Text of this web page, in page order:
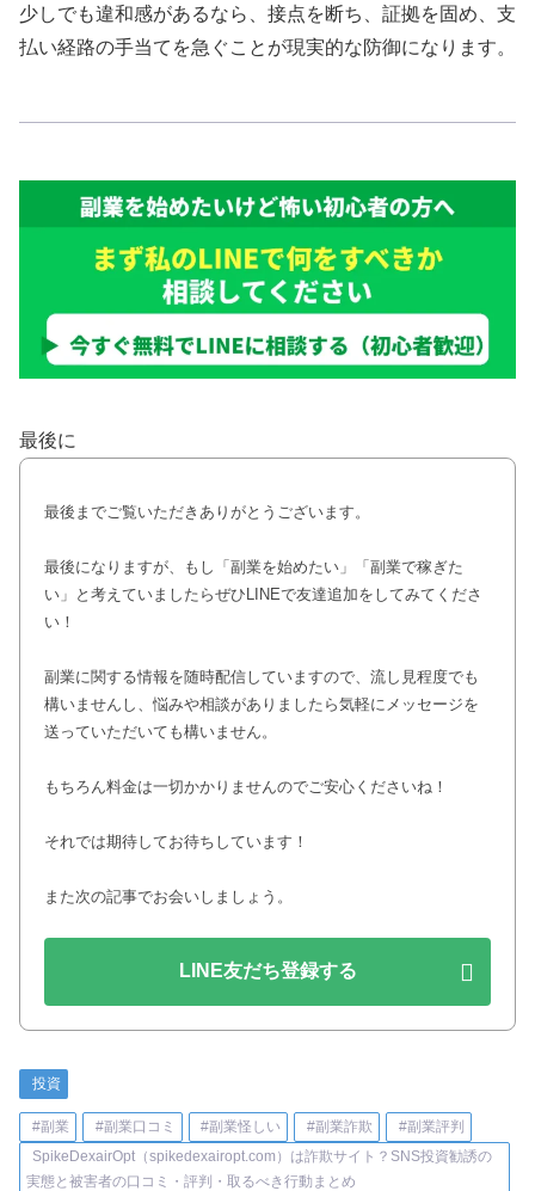
少しでも違和感があるなら、接点を断ち、証拠を固め、支
払い経路の手当てを急ぐことが現実的な防御になります。
最後に
最後までご覧いただきありがとうございます。
最後になりますが、もし「副業を始めたい」「副業で稼ぎた
い」と考えていましたらぜひLINEで友達追加をしてみてくださ
い！
副業に関する情報を随時配信していますので、流し見程度でも
構いませんし、悩みや相談がありましたら気軽にメッセージを
送っていただいても構いません。
もちろん料金は一切かかりませんのでご安心くださいね！
それでは期待してお待ちしています！
また次の記事でお会いしましょう。
LINE友だち登録する
投資
#副業 #副業口コミ #副業怪しい #副業詐欺
#副業評判
SpikeDexairOpt（spikedexairopt.com）は詐欺サイト？SNS投資勧誘の
実態と被害者の口コミ・評判・取るべき行動まとめ